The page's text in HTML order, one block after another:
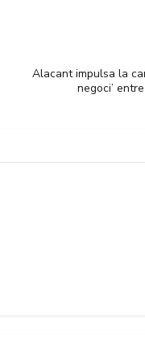
Alacant impulsa la
negoci’